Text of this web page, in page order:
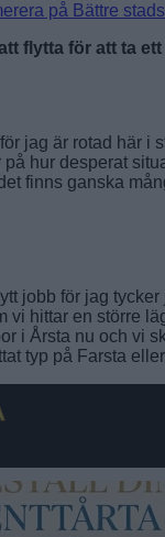
på Bättre
flytta för att ta
jag är rotad här i
hur desperat
finns ganska
jobb för jag
vi hittar en större
i Årsta nu och vi
typ på Farsta